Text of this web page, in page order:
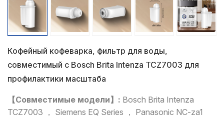
Кофейный кофеварка, фильтр для воды,
совместимый с Bosch Brita Intenza TCZ7003 для
профилактики масштаба
【Совместимые модели】: Bosch Brita Intenza
TCZ7003 ， Siemens EQ Series ， Panasonic NC-za1